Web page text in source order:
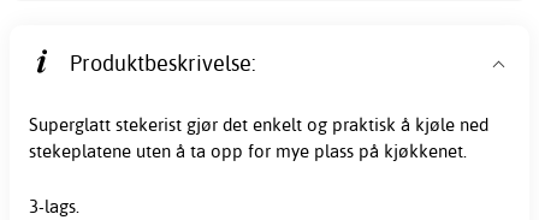
Produktbeskrivelse:
Superglatt stekerist gjør det enkelt og praktisk å kjøle ned
stekeplatene uten å ta opp for mye plass på kjøkkenet.
3-lags.